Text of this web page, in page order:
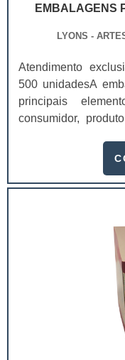
EMBALAGENS
LYONS -
Atendimento
500 unidadesA
principais
consumidor,
muito bem o item a
agregar valor aos
mercado. Estes
geram reflexos
como:
uso;Segurança e
palavras, além de